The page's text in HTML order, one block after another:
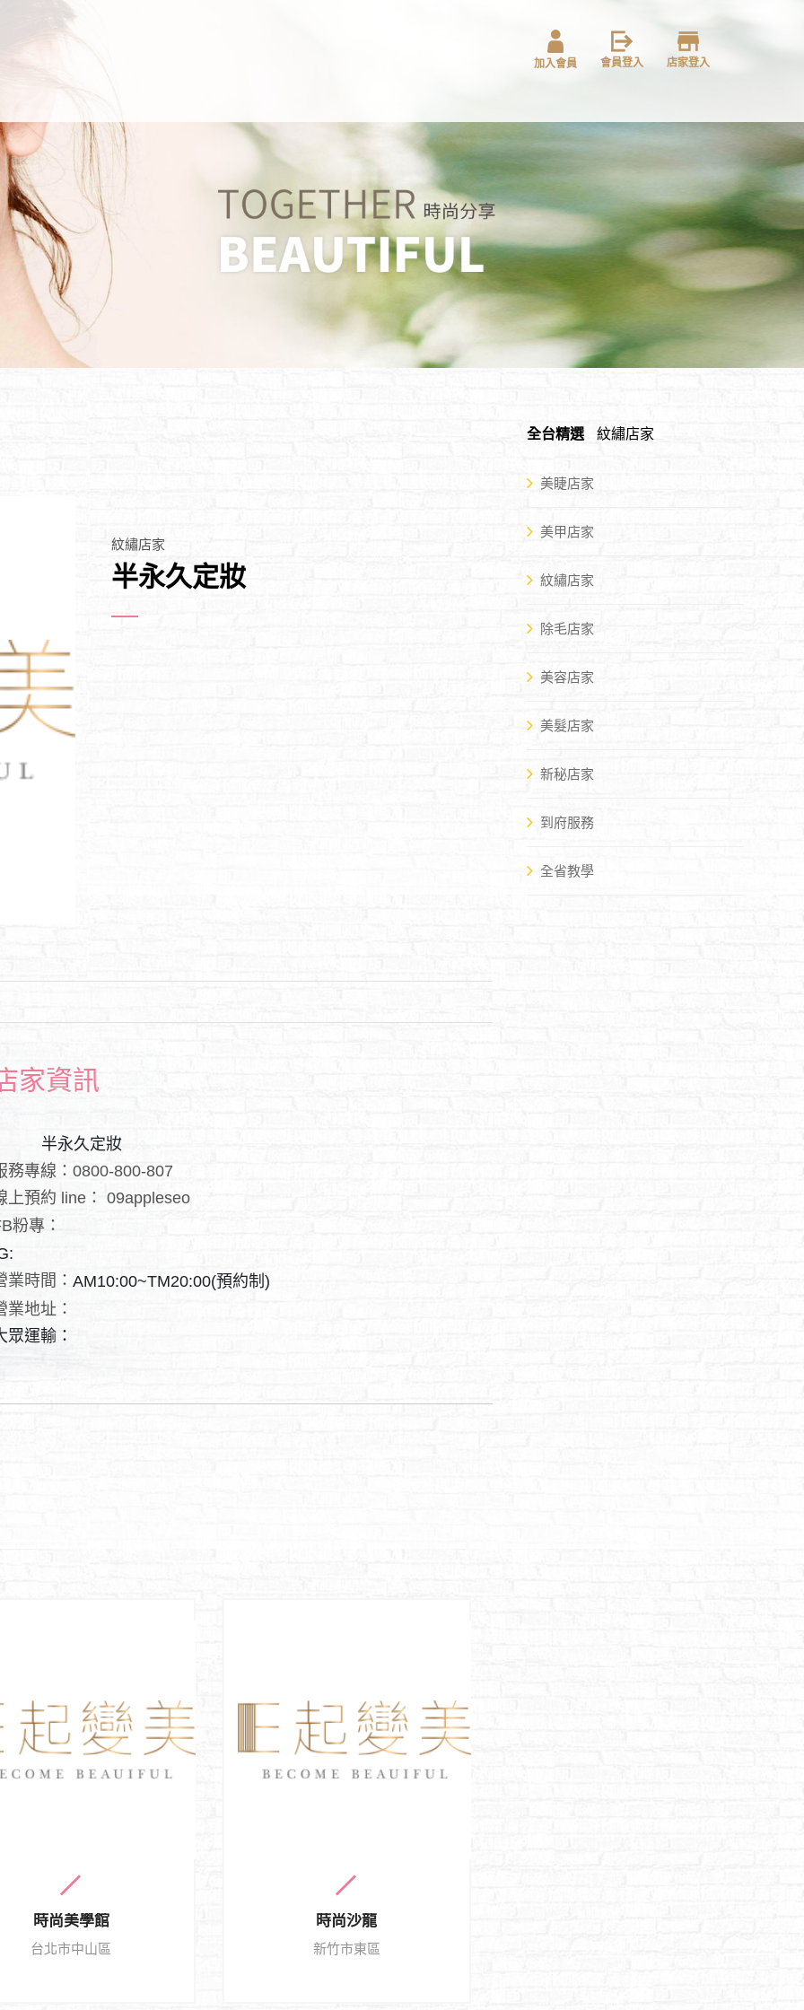
加入會員 會員登入 店家登入
紋繡店家
半永久定妝
家資訊
永久定妝
務專線：0800-800-807
上預約 line：
09appleseo
粉專：
業時間：AM10:00~TM20:00(預約制)
業地址：
眾運輸：
時尚美學館
台北市中山區
時尚沙龍
新竹市東區
全台精選 紋繡店家
美睫店家
美甲店家
紋繡店家
除毛店家
美容店家
美髮店家
新秘店家
到府服務
全省教學